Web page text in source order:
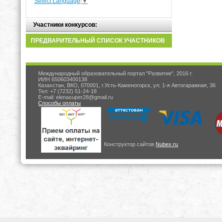
Участники конкурсов:
ПРЕДВАРИТЕЛЬНЫЙ СПИСОК УЧАСТНИКОВ
Международный образовательный портал "Развитие", 2016 г.
ИИН 650603400138
Казахстан, ВКО, 070001, г.Усть-Каменогорск, ул. 1-я Автогаражная, 36
Тел: +7 (7232) 51-24-18
E-mail: elenasuper28@gmail.ru
Способы оплаты
Конструктор сайтов Nubex.ru